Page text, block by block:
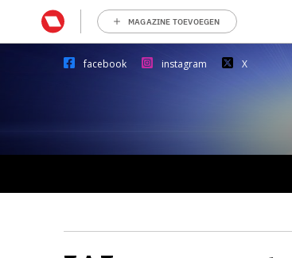
MAGAZINE TOEVOEGEN
facebook instagram X